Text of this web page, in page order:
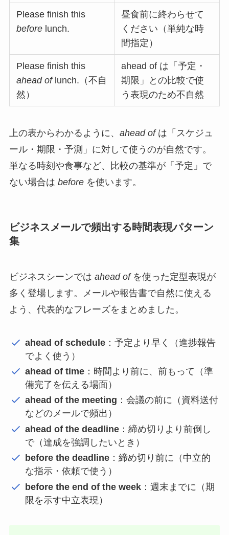
Please finish this
before lunch.
昼食前に終わらせて
ください（単純な時
間指定）
Please finish this
ahead oflunch.（不自
然）
ahead of は「予定・
期限」との比較で使
う表現のため不自然
上の表からわかるように、 ahead ofは「スケジュ
ール・期限・予測」に対して使うのが自然です。
単なる時刻や食事など、比較の基準が「予定」で
ない場合は beforeを使います。
ビジネスメールで頻出する時間表現パターン
集
ビジネスシーンでは ahead ofを使った定型表現が
多く登場します。メールや報告書で自然に使える
よう、代表的なフレーズをまとめました。
ahead of schedule ：予定より早く（進捗報告
でよく使う）
ahead of time ：時間より前に、前もって（準
備完了を伝える場面）
ahead of the meeting ：会議の前に（資料送付
などのメールで頻出）
ahead of the deadline ：締め切りより前倒し
で（達成を強調したいとき）
before the deadline ：締め切り前に（中立的
な指示・依頼で使う）
before the end of the week ：週末までに（期
限を示す中立表現）